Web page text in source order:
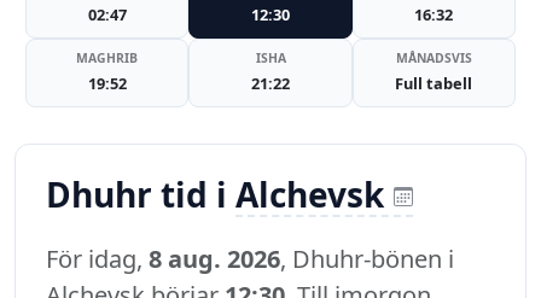
02:47 12:30 16:32
MAGHRIB
19:52
ISHA
21:22
MÅNADSVIS
Full tabell
Dhuhr tid i Alchevsk
För idag, 8 aug. 2026, Dhuhr-bönen i